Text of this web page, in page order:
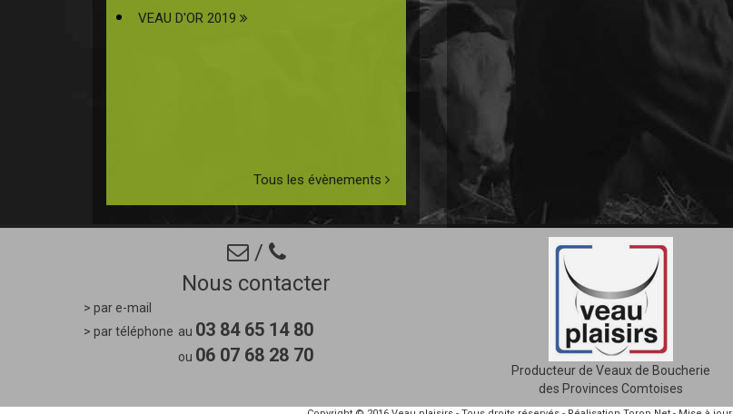
VEAU D'OR 2019
Tous les évènements
/
Nous contacter
> par e-mail
> par téléphone au 03 84 65 14 80
ou 06 07 68 28 70
Producteur de Veaux de Boucherie
des Provinces Comtoises